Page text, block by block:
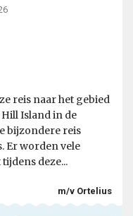
reis naar het gebied
Island in de
bijzondere reis
Er worden vele
deze...
m/v Ortelius